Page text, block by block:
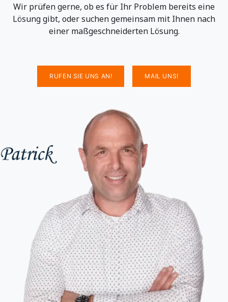
Wir prüfen gerne, ob es für Ihr Problem bereits eine
Lösung gibt, oder suchen gemeinsam mit Ihnen nach
einer maßgeschneiderten Lösung.​
RUFEN SIE UNS AN! MAIL UNS!